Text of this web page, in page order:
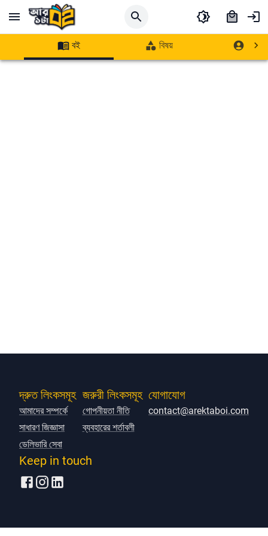
বই বিষয় লেখক
দ্রুত লিংকসমূহ
আমাদের সম্পর্কে
সাধারণ জিজ্ঞাসা
ডেলিভারি সেবা
জরুরী লিংকসমূহ
গোপনীয়তা নীতি
ব্যবহারের শর্তাবলী
যোগাযোগ
contact@arektaboi.com
Keep in touch